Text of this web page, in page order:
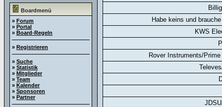
Boardmenü
» Forum
» Portal
» Board-Regeln
» Registrieren
» Suche
» Statistik
» Mitglieder
» Team
» Kalender
» Sponsoren
» Partner
Habe keins und
KWS
Rover Instruments/